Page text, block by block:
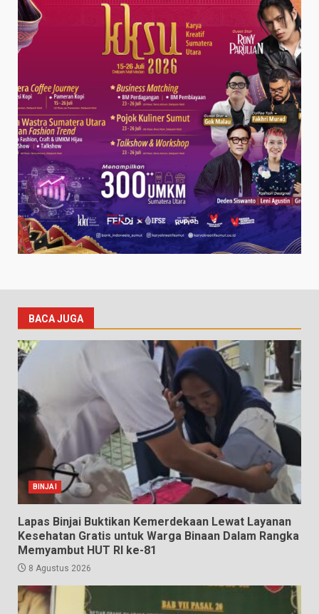
BACA JUGA
BINJAI
Lapas Binjai Buktikan Kemerdekaan Lewat Layanan
Kesehatan Gratis untuk Warga Binaan Dalam Rangka
Memyambut HUT RI ke-81
8 Agustus 2026